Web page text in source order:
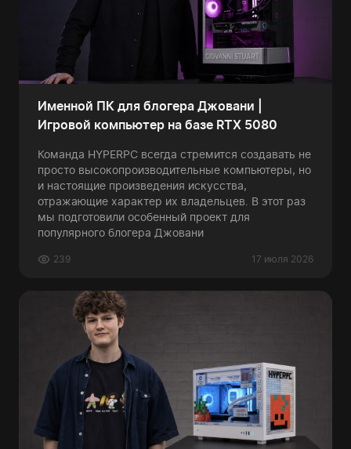
Именной ПК для блогера Джовани |
Игровой компьютер на базе RTX 5080
Команда HYPERPC всегда стремится создавать не
просто высокопроизводительные компьютеры, но
и настоящие произведения искусства,
отражающие характер их владельцев. В этот раз
мы подготовили особенный проект для
популярного блогера Джовани
17 июля 2026
239